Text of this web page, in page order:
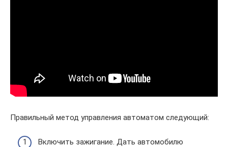
Правильный метод управления автоматом следующий:
Включить зажигание. Дать автомобилю